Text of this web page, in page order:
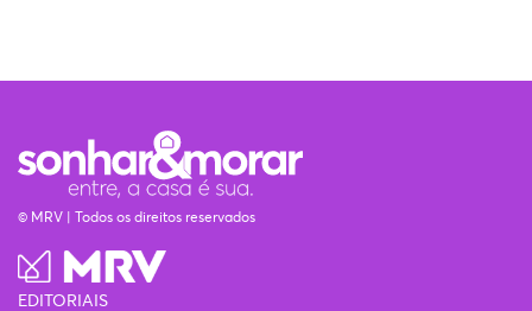
© MRV | Todos os direitos reservados
EDITORIAIS